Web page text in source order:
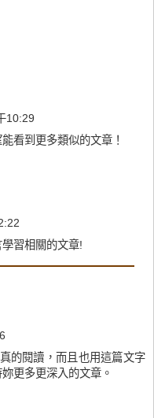
10:29
看到更多類似的文章！
習相關的文章!
的閱讀，而且也用這篇文字
更多更深入的文章。